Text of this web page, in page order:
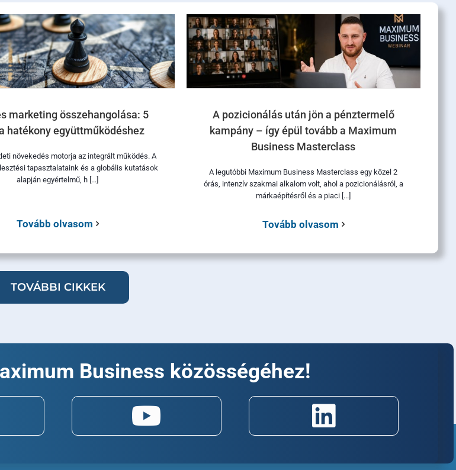
marketing összehangolása: 5
hatékony együttműködéshez
növekedés motorja az integrált működés. A
tapasztalataink és a globális kutatások
alapján egyértelmű, h [...]
Tovább olvasom
A pozicionálás után jön a pénztermelő
kampány – így épül tovább a Maximum
Business Masterclass
A legutóbbi Maximum Business Masterclass egy közel 2
órás, intenzív szakmai alkalom volt, ahol a pozicionálásról, a
márkaépítésről és a piaci [...]
Tovább olvasom
TOVÁBBI CIKKEK
Business közösségéhez!